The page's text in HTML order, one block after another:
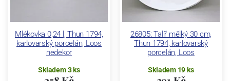
Mlékovka 0,24 l, Thun 1794,
karlovarský porcelán, Loos
nedekor
Skladem 3 ks
26805: Talíř mělký 30 cm,
Thun 1794, karlovarský
porcelán, Loos
Skladem 19 ks